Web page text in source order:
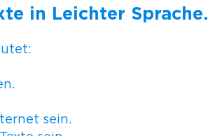
in Leichter Sprache.
sein.